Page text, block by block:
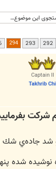
292
293
294
Captain II
Takhrib Chi
شد جاده‌ي شك
شده